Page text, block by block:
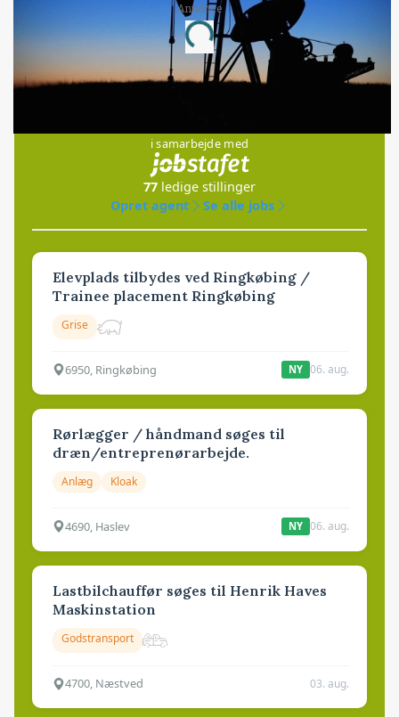
Annonce
Loading...
i samarbejde med
77 ledige stillinger
Opret agent
Se alle jobs
Elevplads tilbydes ved Ringkøbing /
Trainee placement Ringkøbing
Grise
6950, Ringkøbing NY 06. aug.
Rørlægger / håndmand søges til
dræn/entreprenørarbejde.
Anlæg Kloak
4690, Haslev NY 06. aug.
Lastbilchauffør søges til Henrik Haves
Maskinstation
Godstransport
4700, Næstved 03. aug.